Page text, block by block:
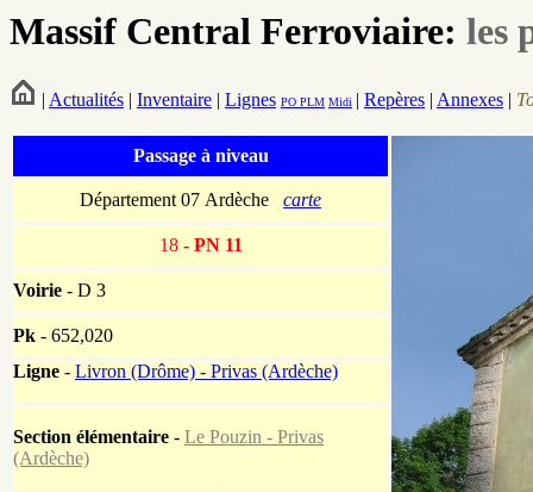
Massif Central Ferroviaire: les
| Actualités | Inventaire | Lignes PO PLM Midi | Repères | Annexes |
Passage à niveau
Département 07 Ardèche carte
18- PN 11
Voirie - D 3
Pk - 652,020
Ligne - Livron (Drôme) - Privas (Ardèche)
Section élémentaire - Le Pouzin - Privas
(Ardèche)